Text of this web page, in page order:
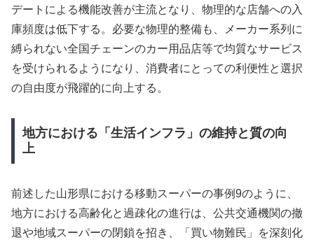
デートによる機能改善が主流となり、物理的な店舗への入
庫頻度は低下する。必要な物理的整備も、メーカー系列に
縛られない全国チェーンのカー用品店等で均質なサービス
を受けられるようになり、消費者にとっての利便性と選択
の自由度が飛躍的に向上する。
地方における「生活インフラ」の維持と質の向
上
前述した山形県における移動スーパーの事例9のように、
地方における高齢化と過疎化の進行は、公共交通機関の撤
退や地域スーパーの閉鎖を招き、「買い物難民」を深刻化